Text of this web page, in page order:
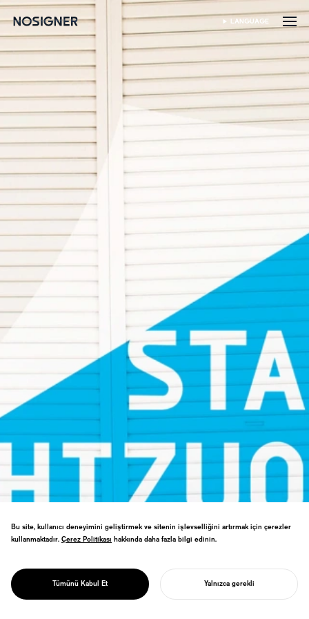
ANA SAYFA
DIL SEÇIN
LANGUAGE
ON STAGE
SHIZUOKA
konsepti uluslararası sahne sanatları
destinasyonu için strateji oluşturuyor.
Bu site, kullanıcı deneyimini geliştirmek ve sitenin işlevselliğini artırmak için çerezler
kullanmaktadır. Çerez Politikası
Çerez Politikası hakkında daha fazla bilgi edinin.
Tümünü Kabul Et Yalnızca gerekli